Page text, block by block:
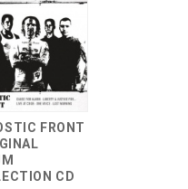
FRONT
CD